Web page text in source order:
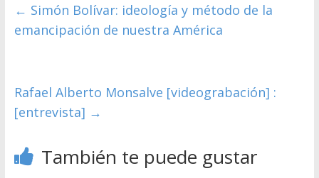
← Simón Bolívar: ideología y método de la
emancipación de nuestra América
Rafael Alberto Monsalve [videograbación] :
[entrevista] →
También te puede gustar